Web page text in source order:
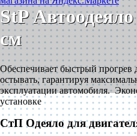
StP
см
Обеспечивает быстрый прогрев
остывать, гарантируя
эксплуатации автомобиля.
установке
СтП Одеяло для